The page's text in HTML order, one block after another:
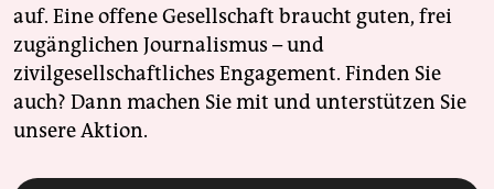
auf. Eine offene Gesellschaft braucht guten, frei
zugänglichen Journalismus – und
zivilgesellschaftliches Engagement. Finden Sie
auch? Dann machen Sie mit und unterstützen Sie
unsere Aktion.